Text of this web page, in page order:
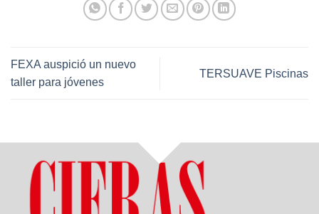
FEXA auspició un nuevo
taller para jóvenes
TERSUAVE Piscinas